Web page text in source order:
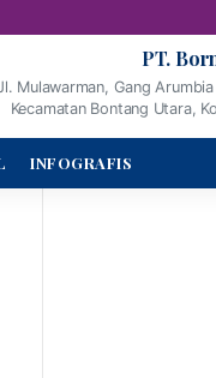
PT.
Mulawarman, Gang
Kecamatan Bontang Utara,
INFOGRAFIS